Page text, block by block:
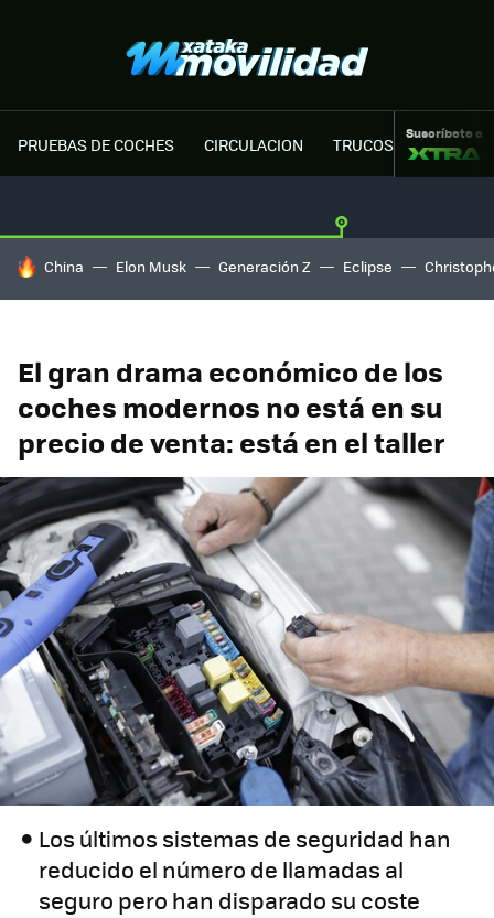
PRUEBAS DE COCHES CIRCULACION TRUCOS MOTOR
Suscríbete a
HOY SE HABLA DE
China Elon Musk Generación Z Eclipse
El gran drama económico de los
coches modernos no está en su
precio de venta: está en el taller
Los últimos sistemas de seguridad han
reducido el número de llamadas al
seguro pero han disparado su coste